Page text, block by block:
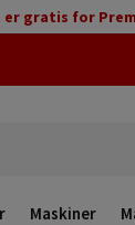
er gratis for
Maskiner